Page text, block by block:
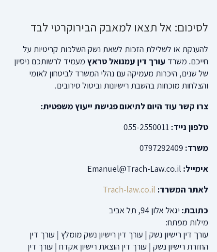
לסיכום: אל תצאו למאבק הבירוקרטי לבד
להענקת או לשלילת הזכות לשאת נשק השלכות קריטיות על
חייכם. משרד עורך דין עמנואל טראץמעמיד לרשותכם ניסיון
של שנים, היכרות מעמיקה עם נהלי המשרד לביטחון לאומי
והצלחות מוכחות בהשבת רישיונות וביטול סירובים.
צרו קשר עוד היום לתיאום פגישת ייעוץ משפטית:
טלפון נייד:
משרד:
אימייל:
לאתר המשרד: Trach-law.co.il
כתובת: יגאל אלון 94, תל אביב
מילות מפתח:
עורך דין רישיון נשק | עורך דין רישיון נשק מומלץ | עורך דין
החזרת רישיון נשק | עורך דין הוצאת רישיון אקדח | עורך דין